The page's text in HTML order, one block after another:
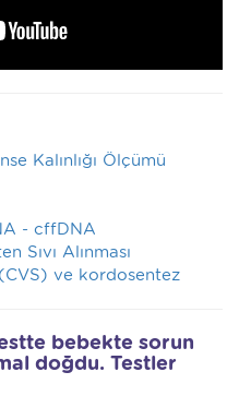
Kalınlığı Ölçümü
- cffDNA
Sıvı Alınması
ve kordosentez
bebekte sorun
doğdu. Testler